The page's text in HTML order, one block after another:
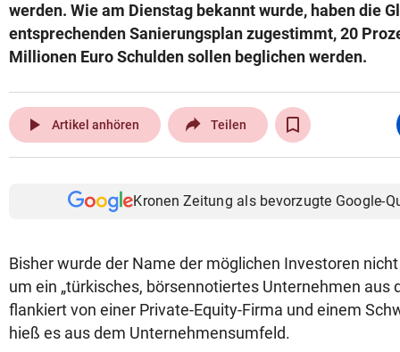
werden. Wie am Dienstag bekannt wurde, haben die
entsprechenden Sanierungsplan zugestimmt, 20
Millionen Euro Schulden sollen beglichen werden.
play_arrow Artikel anhören Teilen
Kronen Zeitung als bevorzugte Google-
Bisher wurde der Name der möglichen Investoren
um ein „türkisches, börsennotiertes Unternehmen aus
flankiert von einer Private-Equity-Firma und einem
hieß es aus dem Unternehmensumfeld.